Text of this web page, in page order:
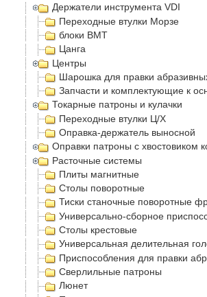
Держатели инструмента VDI
Переходные втулки Морзе
блоки BMT
Цанга
Центры
Шарошка для правки
Запчасти и комплектующие к
Токарные патроны и кулачки
Переходные втулки Ц/Х
Оправка-держатель выносной
Оправки патроны с хвостовиком
Расточные системы
Плиты магнитные
Столы поворотные
Тиски станочные поворотные
Универсально-сборное
Столы крестовые
Универсальная делительная
Приспособления для правки
Сверлильные патроны
Люнет